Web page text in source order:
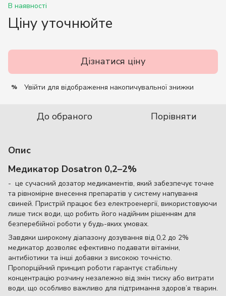
В наявності
Ціну уточнюйте
Дізнатися ціну
% Увійти для відображення накопичувальної знижки
До обраного Порівняти
Опис
Медикатор Dosatron 0,2–2%
- це сучасний дозатор медикаментів, який забезпечує точне
та рівномірне внесення препаратів у систему напування
свиней. Пристрій працює без електроенергії, використовуючи
лише тиск води, що робить його надійним рішенням для
безперебійної роботи у будь-яких умовах.
Завдяки широкому діапазону дозування від 0,2 до 2%
медикатор дозволяє ефективно подавати вітаміни,
антибіотики та інші добавки з високою точністю.
Пропорційний принцип роботи гарантує стабільну
концентрацію розчину незалежно від змін тиску або витрати
води, що особливо важливо для підтримання здоров’я тварин.